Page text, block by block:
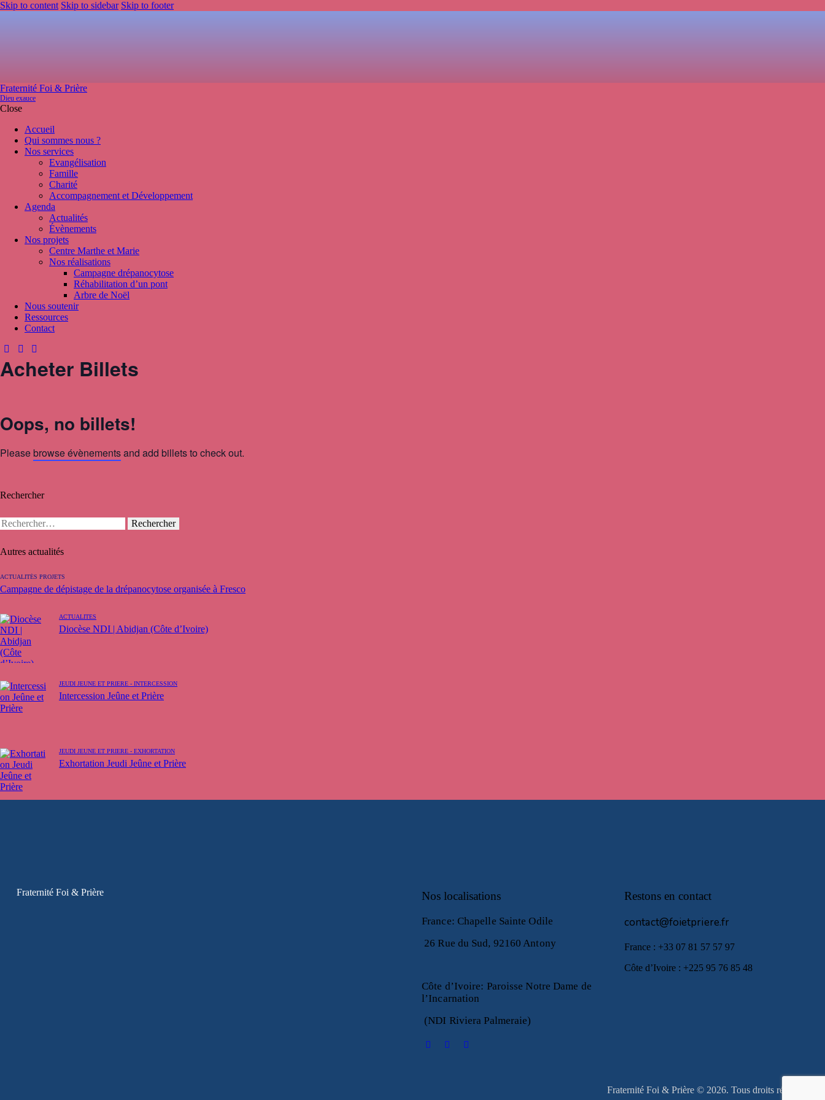
Skip to content Skip to sidebar Skip to footer
Fraternité Foi & Prière
Dieu exauce
Close
Accueil
Qui sommes nous ?
Nos services
Evangélisation
Famille
Charité
Accompagnement et Développement
Agenda
Actualités
Évènements
Nos projets
Centre Marthe et Marie
Nos réalisations
Campagne drépanocytose
Réhabilitation d’un pont
Arbre de Noël
Nous soutenir
Ressources
Contact
Acheter Billets
Oops, no billets!
Pleasebrowse évènementsand add billets to check out.
Rechercher
Autres actualités
ACTUALITÉS PROJETS
Campagne de dépistage de la drépanocytose organisée à Fresco
ACTUALITÉS
Diocèse NDI | Abidjan (Côte d’Ivoire)
JEUDI JEUNE ET PRIÈRE - INTERCESSION
Intercession Jeûne et Prière
JEUDI JEUNE ET PRIÈRE - EXHORTATION
Exhortation Jeudi Jeûne et Prière
Fraternité Foi & Prière Nos localisations
France: Chapelle Sainte Odile
26 Rue du Sud, 92160 Antony
Côte d’Ivoire: Paroisse Notre Dame de
l’Incarnation
(NDI Riviera Palmeraie)
Restons en contact
contact@foietpriere.fr
France : +33 07 81 57 57 97
Côte d’Ivoire : +225 95 76 85 48
Fraternité Foi & Prière © 2026. Tous droits réservés